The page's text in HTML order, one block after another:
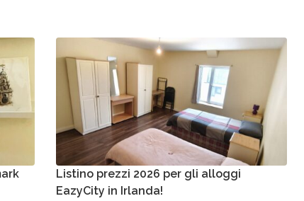
Listino prezzi 2026 per gli alloggi
EazyCity in Irlanda!